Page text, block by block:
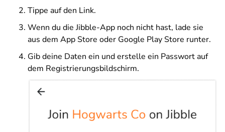
Tippe auf den Link.
Wenn du die Jibble-App noch nicht hast, lade sie
aus dem App Store oder Google Play Store runter.
Gib deine Daten ein und erstelle ein Passwort auf
dem Registrierungsbildschirm.